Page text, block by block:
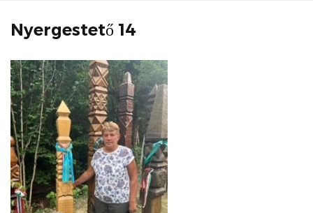
Nyergestető 14